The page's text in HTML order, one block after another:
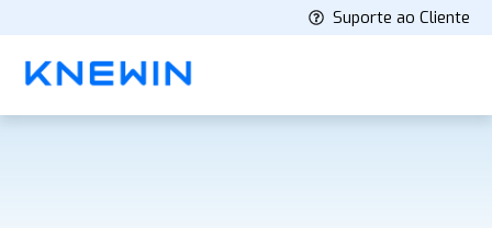
Suporte ao Cliente